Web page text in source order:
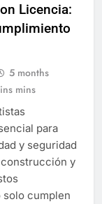
Licencia:
5 months
mins
para
y seguridad
y
cumplen